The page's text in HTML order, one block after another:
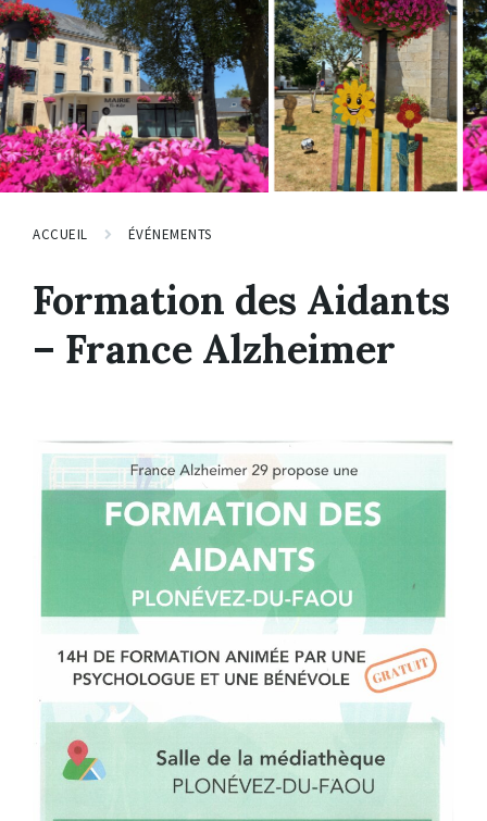
ACCUEIL ÉVÉNEMENTS
Formation des Aidants
– France Alzheimer